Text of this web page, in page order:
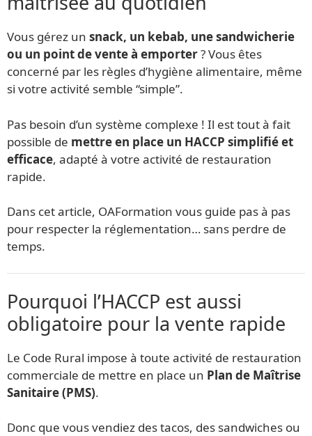
Vous gérez un snack, un kebab, une sandwicherie
ou un point de vente à emporter? Vous êtes
concerné par les règles d’hygiène alimentaire, même
si votre activité semble “simple”.
Pas besoin d’un système complexe ! Il est tout à fait
possible de mettre en place un HACCP simplifié et
efficace, adapté à votre activité de restauration
rapide.
Dans cet article, OAFormation vous guide pas à pas
pour respecter la réglementation… sans perdre de
temps.
Pourquoi l’HACCP est aussi
obligatoire pour la vente rapide
Le Code Rural impose à toute activité de restauration
commerciale de mettre en place un Plan de Maîtrise
Sanitaire (PMS).
Donc que vous vendiez des tacos, des sandwiches ou